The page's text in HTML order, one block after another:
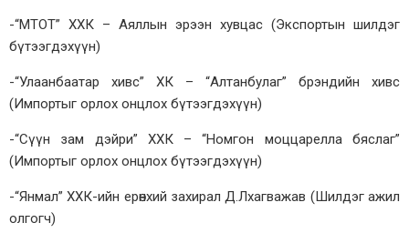
-“МТОТ” ХХК – Аяллын эрээн хувцас (Экспортын шилдэг
бүтээгдэхүүн)
-“Улаанбаатар хивс” ХК – “Алтанбулаг” брэндийн хивс
(Импортыг орлох онцлох бүтээгдэхүүн)
-“Сүүн зам дэйри” ХХК – “Номгон моццарелла бяслаг”
(Импортыг орлох онцлох бүтээгдэхүүн)
-“Янмал” ХХК-ийн ерөнхий захирал Д.Лхагважав (Шилдэг ажил
олгогч)